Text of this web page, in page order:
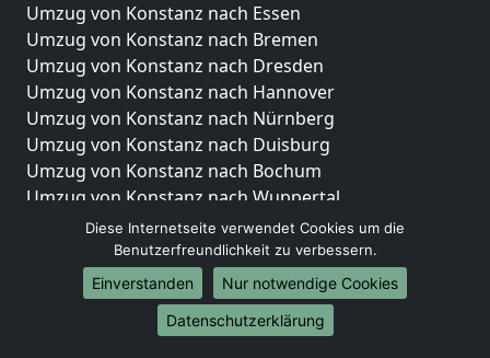
Umzug von Konstanz nach Essen
Umzug von Konstanz nach Bremen
Umzug von Konstanz nach Dresden
Umzug von Konstanz nach Hannover
Umzug von Konstanz nach Nürnberg
Umzug von Konstanz nach Duisburg
Umzug von Konstanz nach Bochum
Umzug von Konstanz nach Wuppertal
Umzug von Konstanz nach Bielefeld
Umzug von Konstanz nach Bonn
Umzug von Konstanz nach Münster
Internationale-Umzüge
Diese Internetseite verwendet Cookies um die
Benutzerfreundlichkeit zu verbessern.
Einverstanden
Nur notwendige Cookies
Datenschutzerklärung